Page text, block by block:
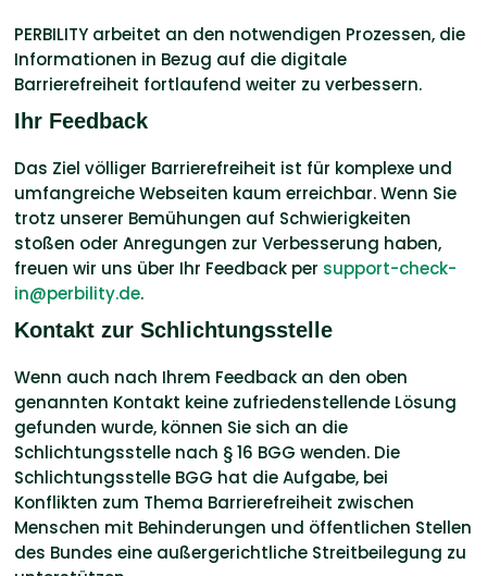
PERBILITY arbeitet an den notwendigen Prozessen, die
Informationen in Bezug auf die digitale
Barrierefreiheit fortlaufend weiter zu verbessern.
Ihr Feedback
Das Ziel völliger Barrierefreiheit ist für komplexe und
umfangreiche Webseiten kaum erreichbar. Wenn Sie
trotz unserer Bemühungen auf Schwierigkeiten
stoßen oder Anregungen zur Verbesserung haben,
freuen wir uns über Ihr Feedback per support-check-
in@perbility.de.
Kontakt zur Schlichtungsstelle
Wenn auch nach Ihrem Feedback an den oben
genannten Kontakt keine zufriedenstellende Lösung
gefunden wurde, können Sie sich an die
Schlichtungsstelle nach § 16 BGG wenden. Die
Schlichtungsstelle BGG hat die Aufgabe, bei
Konflikten zum Thema Barrierefreiheit zwischen
Menschen mit Behinderungen und öffentlichen Stellen
des Bundes eine außergerichtliche Streitbeilegung zu